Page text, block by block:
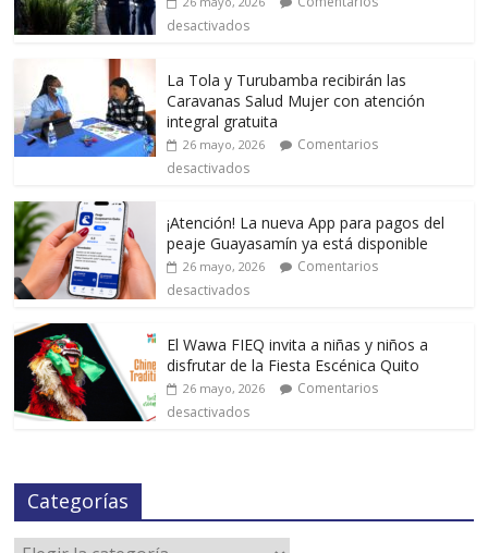
desactivados
La Tola y Turubamba recibirán las
Caravanas Salud Mujer con atención
integral gratuita
26 mayo, 2026
Comentarios
desactivados
¡Atención! La nueva App para pagos del
peaje Guayasamín ya está disponible
26 mayo, 2026
Comentarios
desactivados
El Wawa FIEQ invita a niñas y niños a
disfrutar de la Fiesta Escénica Quito
26 mayo, 2026
Comentarios
desactivados
Categorías